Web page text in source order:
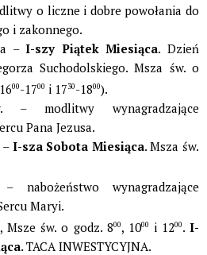
o liczne i dobre powołania do
i zakonnego.
–I-szy Piątek Miesiąca. Dzień
Suchodolskiego. Msza św. o
00-1700 i 1730-1800).
modlitwy wynagradzające
Pana Jezusa.
– I-sza Sobota Miesiąca. Msza św.
wynagradzające
Maryi.
Msze św. o godz. 800, 1000 i 1200.I-
TACA INWESTYCYJNA.